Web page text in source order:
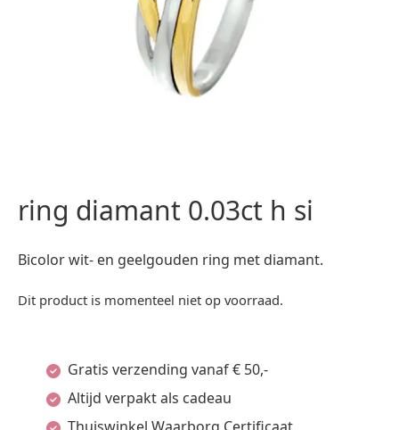
ring diamant 0.03ct h si
Bicolor wit- en geelgouden ring met diamant.
Dit product is momenteel niet op voorraad.
Gratis verzending vanaf € 50,-
Altijd verpakt als cadeau